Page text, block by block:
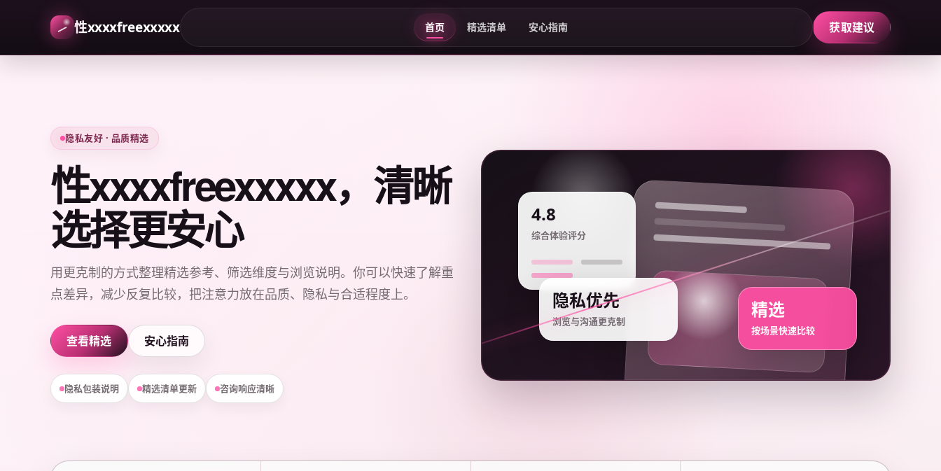
性xxxxfreexxxxx 首页 精选清单 安心指南 获取建议
隐私友好 · 品质精选
性xxxxfreexxxxx，清晰
选择更安心
用更克制的方式整理精选参考、筛选维度与浏览说明。你可以快速了解重
点差异，减少反复比较，把注意力放在品质、隐私与合适程度上。
查看精选 安心指南
隐私包装说明 精选清单更新 咨询响应清晰
4.8
综合体验评分
隐私优先
浏览与沟通更克制
精选
按场景快速比较